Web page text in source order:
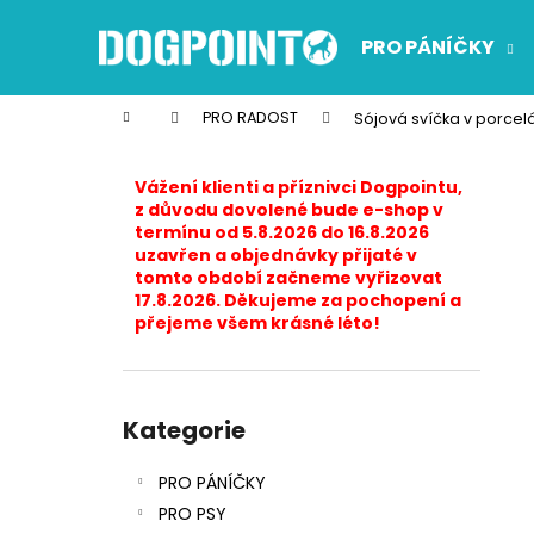
PRO PÁNÍČKY
Domů PRO RADOST Sójová svíčka v
Vážení klienti a příznivci Dogpointu,
z důvodu dovolené bude e-shop v
termínu od 5.8.2026 do 16.8.2026
uzavřen a objednávky přijaté v
tomto období začneme vyřizovat
17.8.2026. Děkujeme za pochopení a
přejeme všem krásné léto!
kategorie
Kategorie
PRO PÁNÍČKY
PRO PSY
í
Zpět
do
Zpět
do